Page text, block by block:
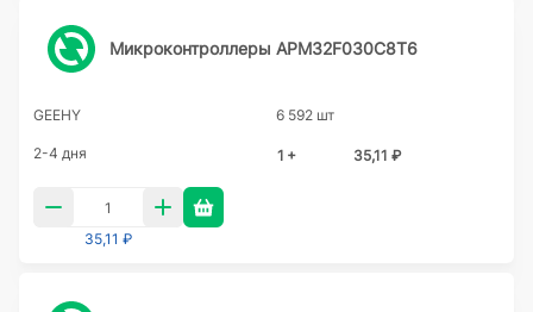
Микроконтроллеры APM32F030C8T6
GEEHY 6 592 шт
2-4 дня 1 + 35,11 ₽
35,11 ₽